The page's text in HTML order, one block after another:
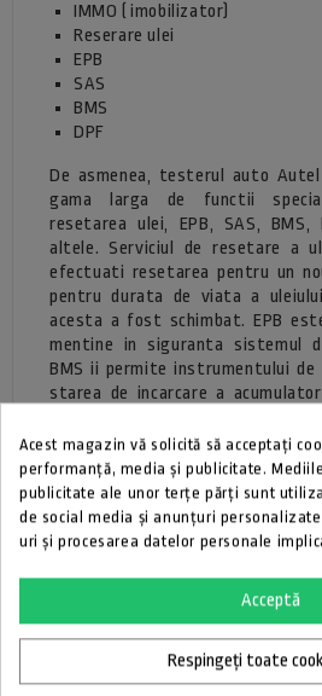
IMMO ( imobilizator)
Reserare ulei
EPB
SAS
BMS
DPF
De asmenea, testerul auto
gama larga de functii
resetarea ulei, EPB, SAS, BMS,
altele. Serviciul de resetare a
efectuati resetarea pentru un
pentru durata de viata a
acesta a fost schimbat. EPB
mentine in siguranta sistemul
BMS ii permite instrumentului de
starea de incarcare a
bateriei si sa activeze stare de
Serviciul DPF functioneaza in
sistemul de filtrare a
DPF, pentru inlocuirea
predarea DPF dupa inlocuirea
vehiculului, introducerea ID-
senzorului TPMS si a senzorilor
functie unica MK808, este
dezactiva testele pierdute ale
Acest magazin vă solicită să acceptați
performanță, media și publicitate.
publicitate ale unor terțe părți sunt
de social media și anunțuri
uri și procesarea datelor personale
Acceptă
Respingeți toate